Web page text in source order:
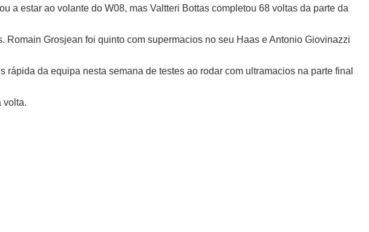
a estar ao volante do W08, mas Valtteri Bottas completou 68 voltas da parte da
Grosjean foi quinto com supermacios no seu Haas e Antonio Giovinazzi
da equipa nesta semana de testes ao rodar com ultramacios na parte final
volta.